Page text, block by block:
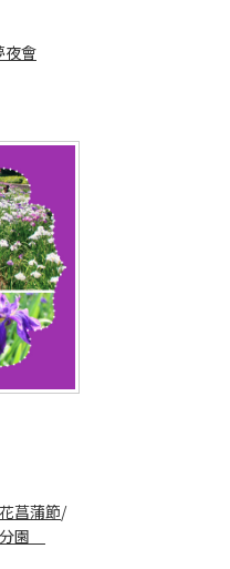
夜會
菖蒲節/
園